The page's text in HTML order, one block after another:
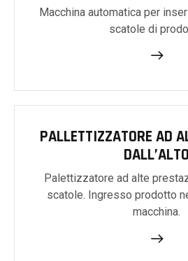
Macchina automatica per
scatole di
PALLETTIZZATORE AD
DALL’ALTO
Palettizzatore ad alte
scatole. Ingresso prodotto
macchina.